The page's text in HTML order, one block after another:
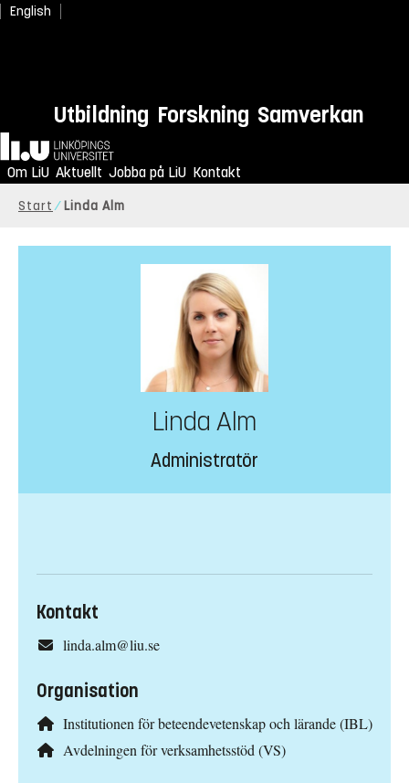
English
Utbildning Forskning Samverkan
Hem
Om LiU Aktuellt Jobba på LiU Kontakt
Start Linda Alm
Linda Alm
Administratör
Kontakt
linda.alm@liu.se
Organisation
Institutionen för beteendevetenskap och lärande (IBL)
Avdelningen för verksamhetsstöd (VS)